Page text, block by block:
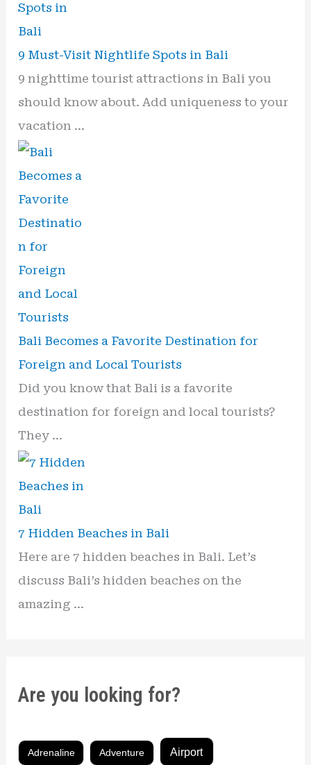
9 Must-Visit Nightlife Spots in Bali
9 nighttime tourist attractions in Bali you
should know about. Add uniqueness to your
vacation …
Bali Becomes a Favorite Destination for
Foreign and Local Tourists
Did you know that Bali is a favorite
destination for foreign and local tourists?
They …
7 Hidden Beaches in Bali
Here are 7 hidden beaches in Bali. Let’s
discuss Bali’s hidden beaches on the
amazing …
Are you looking for?
Adrenaline Adventure Airport